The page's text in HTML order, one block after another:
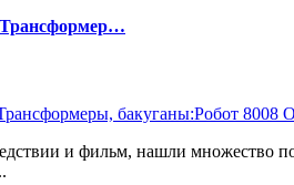
и фильм, нашли множество